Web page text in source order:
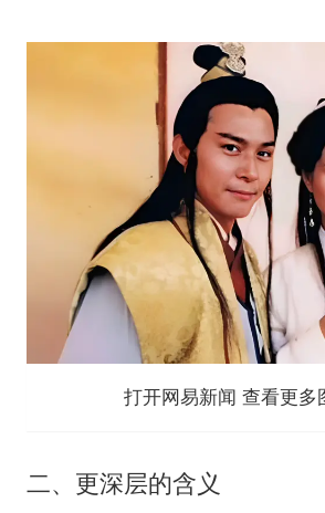
打开网易新闻 查看更多
二、更深层的含义